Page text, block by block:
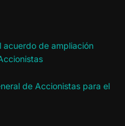
acuerdo de ampliación
de Accionistas para el